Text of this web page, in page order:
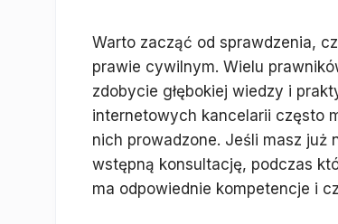
Warto zacząć od sprawdzenia,
prawie cywilnym. Wielu
zdobycie głębokiej wiedzy i
internetowych kancelarii często
nich prowadzone. Jeśli masz już
wstępną konsultację, podczas
ma odpowiednie kompetencje i